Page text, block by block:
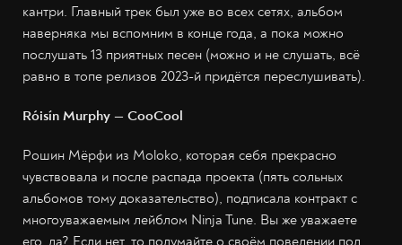
кантри. Главный трек был уже во всех сетях, альбом
наверняка мы вспомним в конце года, а пока можно
послушать 13 приятных песен (можно и не слушать, всё
равно в топе релизов 2023-й придётся переслушивать).
Róisín Murphy — CooCool
Рошин Мёрфи из Moloko, которая себя прекрасно
чувствовала и после распада проекта (пять сольных
альбомов тому доказательство), подписала контракт с
многоуважаемым лейблом Ninja Tune. Вы же уважаете
его, да? Если нет, то подумайте о своём поведении под